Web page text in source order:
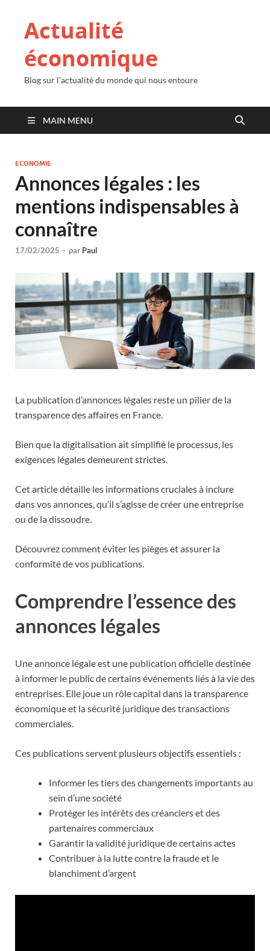
Actualité
économique
Blog sur l'actualité du monde qui nous entoure
MAIN MENU
ECONOMIE
Annonces légales : les
mentions indispensables à
connaître
17/02/2025 - par Paul
La publication d’annonces légales reste un pilier de la
transparence des affaires en France.
Bien que la digitalisation ait simplifié le processus, les
exigences légales demeurent strictes.
Cet article détaille les informations cruciales à inclure
dans vos annonces, qu’il s’agisse de créer une entreprise
ou de la dissoudre.
Découvrez comment éviter les pièges et assurer la
conformité de vos publications.
Comprendre l’essence des
annonces légales
Une annonce légale est une publication officielle destinée
à informer le public de certains événements liés à la vie des
entreprises. Elle joue un rôle capital dans la transparence
économique et la sécurité juridique des transactions
commerciales.
Ces publications servent plusieurs objectifs essentiels :
Informer les tiers des changements importants au
sein d’une société
Protéger les intérêts des créanciers et des
partenaires commerciaux
Garantir la validité juridique de certains actes
Contribuer à la lutte contre la fraude et le
blanchiment d’argent